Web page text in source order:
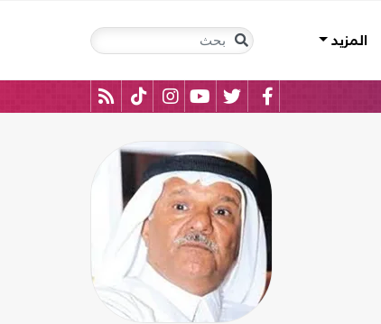
المزيد